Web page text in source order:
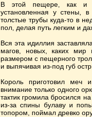
В этой пещере, как и в
установленная у стены,
толстые трубы куда-то в
пол, делая путь легким и
Вся эта идиллия
магов, новых, каких
размером с пещерного
и выпячивая из-под губ
Король приготовил меч
внимание только одного
тактик громила бросился
из-за спины булаву и
топором, поймал древко